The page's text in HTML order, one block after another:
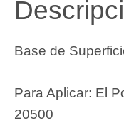
Base de
Para Aplicar: El
20500